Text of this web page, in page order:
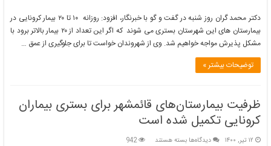
بیمارستان‌های
قائمشهر
برای
بستری
دکتر محمد گران روز شنبه در گفت و گو با خبرنگار، افزود: روزانه ۱۰ تا ۲۰ بیمار کرونایی در
بیمارستان های این شهرستان بستری می شوند که اگر این تعداد از ۲۰ بیمار بالاتر برود با
مشکل پذیرش مواجه خواهیم شد. وی از شهروندان خواست تا برای جلوگیری از عمق …
توضیحات بیشتر »
ظرفیت بیمارستان‌های قائمشهر برای بستری بیماران
کرونایی تکمیل شده است
۱۲ تیر, ۱۴۰۰ دیدگاه‌هابرای
بسته هستند 942